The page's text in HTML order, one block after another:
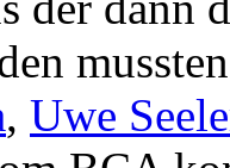
, Uwe